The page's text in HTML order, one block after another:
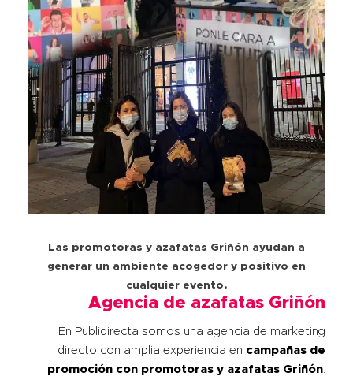
Las promotoras y azafatas Griñón ayudan a
generar un ambiente acogedor y positivo en
cualquier evento.
Agencia de azafatas Griñón
En Publidirecta somos una agencia de marketing
directo con amplia experiencia en campañas de
promoción con promotoras y azafatas Griñón